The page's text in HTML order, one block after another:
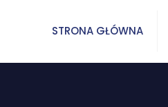
STRONA GŁÓWNA